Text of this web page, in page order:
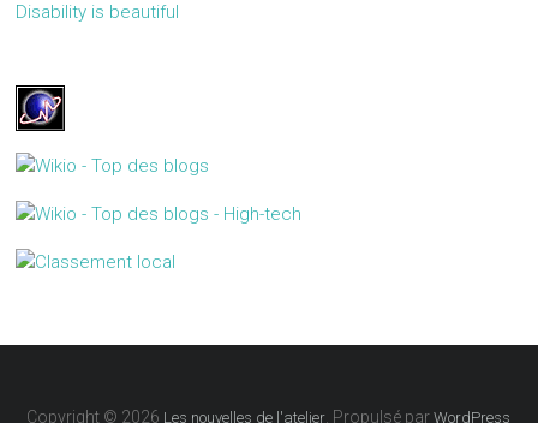
Disability is beautiful
Copyright © 2026 Les nouvelles de l'atelier . Propulsé parWordPress